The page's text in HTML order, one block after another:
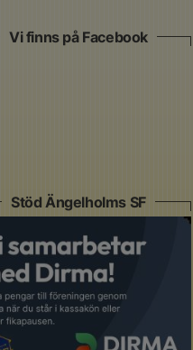
Vi finns på Facebook
Stöd Ängelholms SF